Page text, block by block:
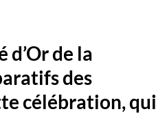
d’Or de la
des
célébration, qui